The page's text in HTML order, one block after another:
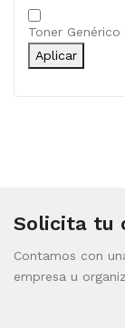
Categoría
Toner Genérico
Aplicar
Solicita tu
Contamos con
empresa u